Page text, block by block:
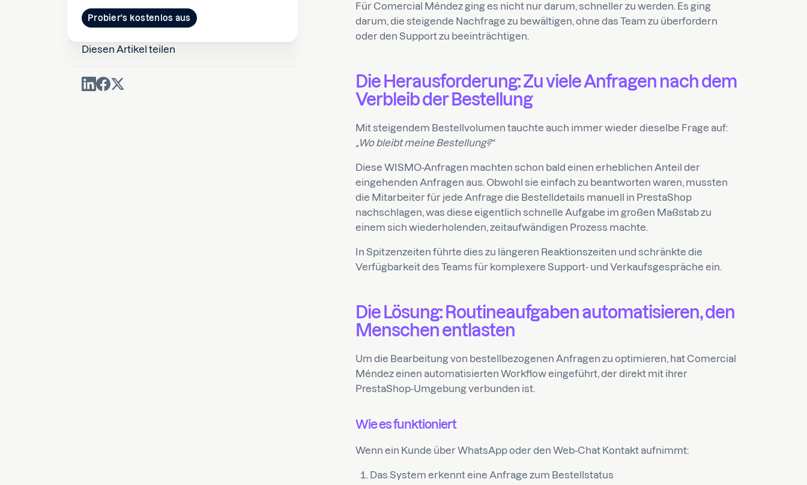
Probier's kostenlos aus
Diesen Artikel teilen
Für Comercial Méndez ging es nicht nur darum, schneller zu werden. Es ging
darum, die steigende Nachfrage zu bewältigen, ohne das Team zu überfordern
oder den Support zu beeinträchtigen.
Die Herausforderung: Zu viele Anfragen nach dem
Verbleib der Bestellung
Mit steigendem Bestellvolumen tauchte auch immer wieder dieselbe Frage auf:
„Wo bleibt meine Bestellung?“
Diese WISMO-Anfragen machten schon bald einen erheblichen Anteil der
eingehenden Anfragen aus. Obwohl sie einfach zu beantworten waren, mussten
die Mitarbeiter für jede Anfrage die Bestelldetails manuell in PrestaShop
nachschlagen, was diese eigentlich schnelle Aufgabe im großen Maßstab zu
einem sich wiederholenden, zeitaufwändigen Prozess machte.
In Spitzenzeiten führte dies zu längeren Reaktionszeiten und schränkte die
Verfügbarkeit des Teams für komplexere Support- und Verkaufsgespräche ein.
Die Lösung: Routineaufgaben automatisieren, den
Menschen entlasten
Um die Bearbeitung von bestellbezogenen Anfragen zu optimieren, hat Comercial
Méndez einen automatisierten Workflow eingeführt, der direkt mit ihrer
PrestaShop-Umgebung verbunden ist.
Wie es funktioniert
Wenn ein Kunde über WhatsApp oder den Web-Chat Kontakt aufnimmt:
Das System erkennt eine Anfrage zum Bestellstatus